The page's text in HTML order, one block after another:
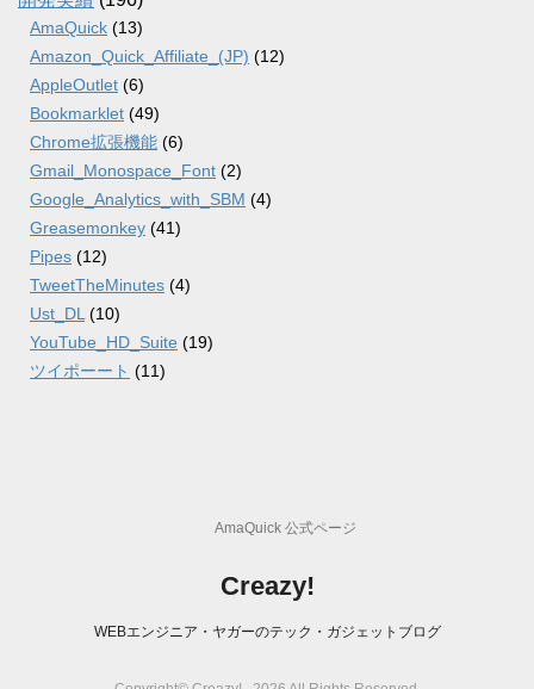
AmaQuick (13)
Amazon_Quick_Affiliate_(JP) (12)
AppleOutlet (6)
Bookmarklet (49)
Chrome拡張機能 (6)
Gmail_Monospace_Font (2)
Google_Analytics_with_SBM (4)
Greasemonkey (41)
Pipes (12)
TweetTheMinutes (4)
Ust_DL (10)
YouTube_HD_Suite (19)
ツイポーート (11)
AmaQuick 公式ページ
Creazy!
WEBエンジニア・ヤガーのテック・ガジェットブログ